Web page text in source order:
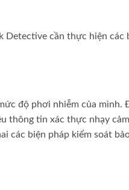
cần thực hiện các
độ phơi nhiễm của mình.
thông tin xác thực nhạy
các biện pháp kiểm soát